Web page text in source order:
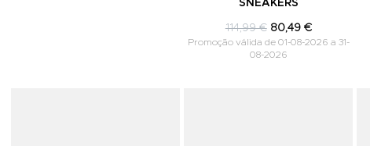
SNEAKERS
114,99 € 80,49 €
Promoção válida de 01-08-2026 a 31-
08-2026